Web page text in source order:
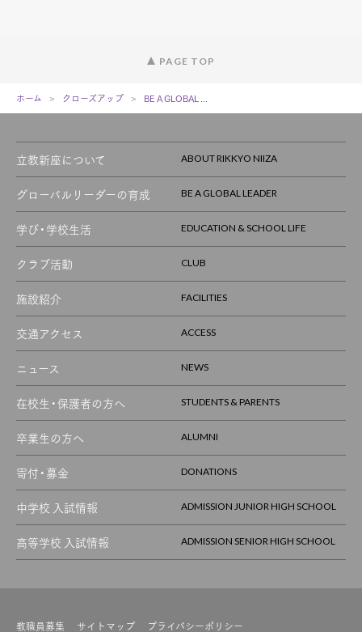
PAGE TOP
ホーム クローズアップ BE A GLOBAL ...
ABOUT RIKKYO NIIZA
立教新座について
BE A GLOBAL LEADER
グローバルリーダーの育成
EDUCATION & SCHOOL LIFE
学び・学校生活
CLUB
クラブ活動
FACILITIES
施設紹介
ACCESS
交通アクセス
NEWS
ニュース
STUDENTS & PARENTS
在校生・保護者の方へ
ALUMNI
卒業生の方へ
DONATIONS
寄付・募金
ADMISSION JUNIOR HIGH SCHOOL
中学校 入試情報
ADMISSION SENIOR HIGH SCHOOL
高等学校 入試情報
教職員募集 サイトマップ プライバシーポリシー